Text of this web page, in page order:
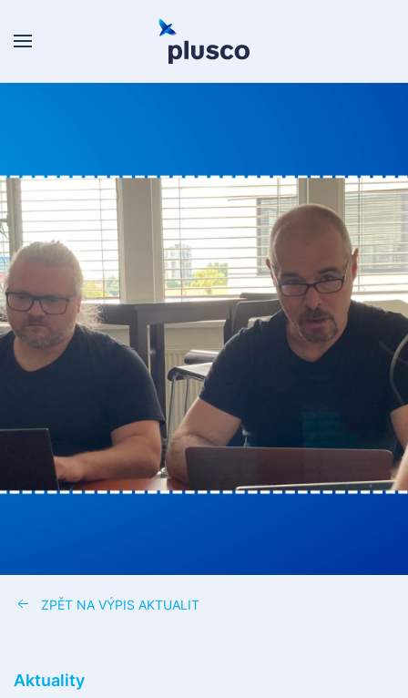
Skip to main content
ZPĚT NA VÝPIS AKTUALIT
Aktuality